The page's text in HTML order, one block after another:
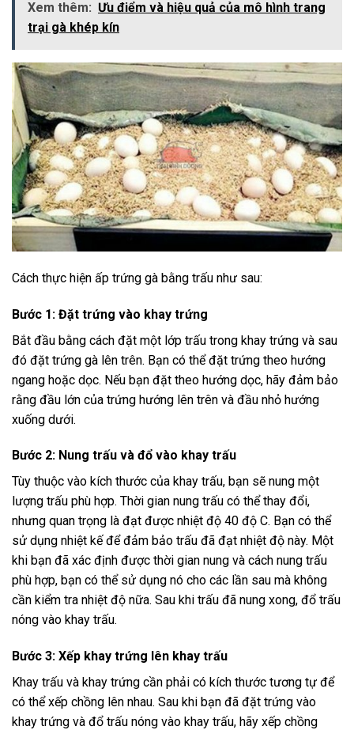
Xem thêm: Ưu điểm và hiệu quả của mô hình trang
trại gà khép kín
Cách thực hiện ấp trứng gà bằng trấu như sau:
Bước 1: Đặt trứng vào khay trứng
Bắt đầu bằng cách đặt một lớp trấu trong khay trứng và sau
đó đặt trứng gà lên trên. Bạn có thể đặt trứng theo hướng
ngang hoặc dọc. Nếu bạn đặt theo hướng dọc, hãy đảm bảo
rằng đầu lớn của trứng hướng lên trên và đầu nhỏ hướng
xuống dưới.
Bước 2: Nung trấu và đổ vào khay trấu
Tùy thuộc vào kích thước của khay trấu, bạn sẽ nung một
lượng trấu phù hợp. Thời gian nung trấu có thể thay đổi,
nhưng quan trọng là đạt được nhiệt độ 40 độ C. Bạn có thể
sử dụng nhiệt kế để đảm bảo trấu đã đạt nhiệt độ này. Một
khi bạn đã xác định được thời gian nung và cách nung trấu
phù hợp, bạn có thể sử dụng nó cho các lần sau mà không
cần kiểm tra nhiệt độ nữa. Sau khi trấu đã nung xong, đổ trấu
nóng vào khay trấu.
Bước 3: Xếp khay trứng lên khay trấu
Khay trấu và khay trứng cần phải có kích thước tương tự để
có thể xếp chồng lên nhau. Sau khi bạn đã đặt trứng vào
khay trứng và đổ trấu nóng vào khay trấu, hãy xếp chồng